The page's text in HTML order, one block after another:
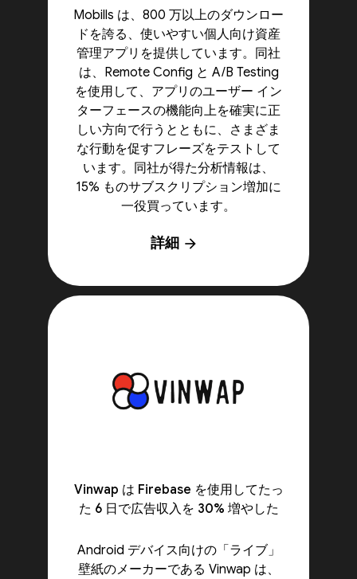
Mobills は、800 万以上のダウンロー
ドを誇る、使いやすい個人向け資産
管理アプリを提供しています。同社
は、Remote Config と A/B Testing
を使用して、アプリのユーザー イン
ターフェースの機能向上を確実に正
しい方向で行うとともに、さまざま
な行動を促すフレーズをテストして
います。同社が得た分析情報は、
15% ものサブスクリプション増加に
一役買っています。
詳細 arrow_forward
Vinwap は Firebase を使用してたっ
た 6 日で広告収入を 30% 増やした
Android デバイス向けの「ライブ」
壁紙のメーカーである Vinwap は、